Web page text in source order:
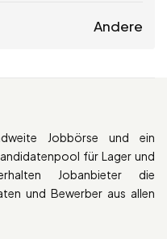
Andere
Jobbörse und ein
für Lager und
Jobanbieter die
und Bewerber aus allen